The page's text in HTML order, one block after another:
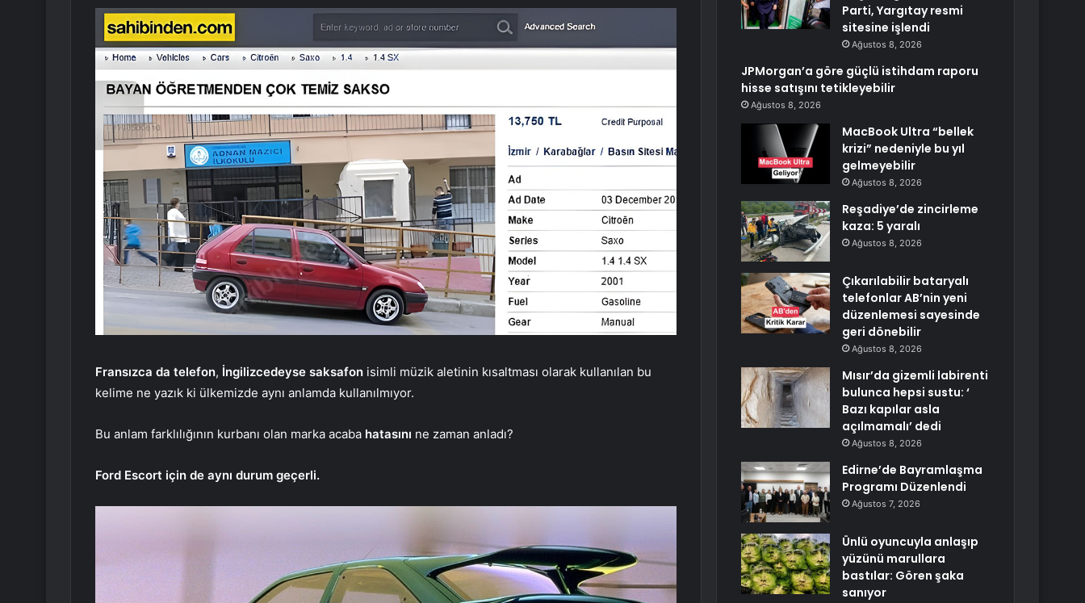
Fransızca da telefon, İngilizcedeyse saksafon isimli müzik aletinin kısaltması olarak kullanılan bu
kelime ne yazık ki ülkemizde aynı anlamda kullanılmıyor.
Bu anlam farklılığının kurbanı olan marka acaba hatasını ne zaman anladı?
Ford Escort için de aynı durum geçerli.
Parti, Yargıtay resmi
sitesine işlendi
Ağustos 8, 2026
JPMorgan’a göre güçlü istihdam raporu
hisse satışını tetikleyebilir
Ağustos 8, 2026
MacBook Ultra “bellek
krizi” nedeniyle bu yıl
gelmeyebilir
Ağustos 8, 2026
Reşadiye’de zincirleme
kaza: 5 yaralı
Ağustos 8, 2026
Çıkarılabilir bataryalı
telefonlar AB’nin yeni
düzenlemesi sayesinde
geri dönebilir
Ağustos 8, 2026
Mısır’da gizemli labirenti
bulunca hepsi sustu: ‘
Bazı kapılar asla
açılmamalı’ dedi
Ağustos 8, 2026
Edirne’de Bayramlaşma
Programı Düzenlendi
Ağustos 7, 2026
Ünlü oyuncuyla anlaşıp
yüzünü marullara
bastılar: Gören şaka
sanıyor